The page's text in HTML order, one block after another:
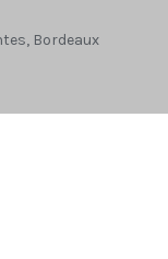
Bordeaux